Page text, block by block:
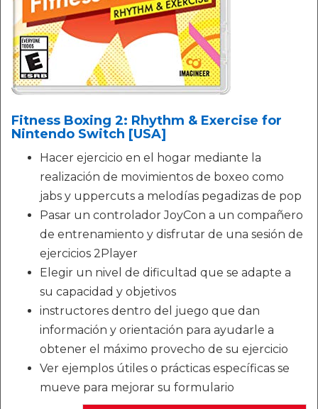
Fitness Boxing 2: Rhythm & Exercise for
Nintendo Switch [USA]
Hacer ejercicio en el hogar mediante la
realización de movimientos de boxeo como
jabs y uppercuts a melodías pegadizas de pop
Pasar un controlador JoyCon a un compañero
de entrenamiento y disfrutar de una sesión de
ejercicios 2Player
Elegir un nivel de dificultad que se adapte a
su capacidad y objetivos
instructores dentro del juego que dan
información y orientación para ayudarle a
obtener el máximo provecho de su ejercicio
Ver ejemplos útiles o prácticas específicas se
mueve para mejorar su formulario